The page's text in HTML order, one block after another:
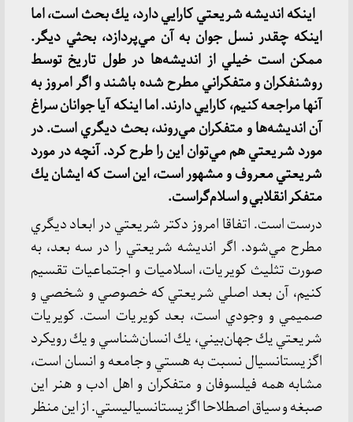
اينكه انديشه شريعتي كارايي دارد، يك بحث است، اما
اينكه چقدر نسل جوان به آن مي‌پردازد، بحثي ديگر.
ممكن است خيلي از انديشه‌ها در طول تاريخ توسط
روشنفكران و متفكراني مطرح شده باشند و اگر امروز به
آنها مراجعه كنيم، كارايي دارند. اما اينكه آيا جوانان سراغ
آن انديشه‌ها و متفكران مي‌روند، بحث ديگري است. در
مورد شريعتي هم مي‌توان اين را طرح كرد. آنچه در مورد
شريعتي معروف و مشهور است، اين است كه ايشان يك
متفكر انقلابي و اسلام‌گراست.
درست است. اتفاقا امروز دكتر شريعتي در ابعاد ديگري
مطرح مي‌شود. اگر انديشه شريعتي را در سه بعد، به
صورت تثليث كويريات، اسلاميات و اجتماعيات تقسيم
كنيم، آن بعد اصلي شريعتي كه خصوصي و شخصي و
صميمي و وجودي است، بعد كويريات است. كويريات
شريعتي يك جهان‌بيني، يك انسان‌شناسي و يك رويكرد
اگزيستانسيال نسبت به هستي و جامعه و انسان است،
مشابه همه فيلسوفان و متفكران و اهل ادب و هنر اين
صبغه و سياق اصطلاحا اگزيستانسياليستي. از اين منظر